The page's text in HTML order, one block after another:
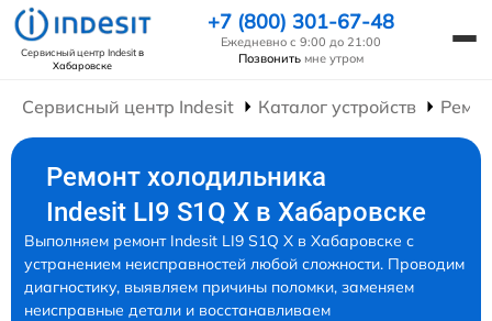
Сервисный центр Indesitв
Хабаровске
+7 (800) 301-67-48
Ежедневно с 9:00 до 21:00
Позвонить мне утром
Сервисный центр Indesit Каталог устройств
Ремонт холодильника
Indesit LI9 S1Q X в Хабаровске
Выполняем ремонт Indesit LI9 S1Q X в Хабаровске с
устранением неисправностей любой сложности. Проводим
диагностику, выявляем причины поломки, заменяем
неисправные детали и восстанавливаем